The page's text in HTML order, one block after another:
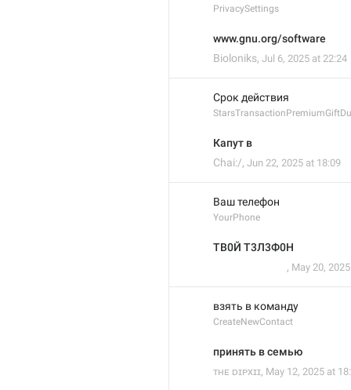
PrivacySettings
www.gnu.org/software
Bioloniks, Jul 6, 2025 at 22:24
Срок действия
Капут в
Chai:/, Jun 22, 2025 at 18:09
Ваш телефон
YourPhone
ТВ0Й Т3Л3Ф0Н
, May 20,
взять в команду
CreateNewContact
принять в семью
ᴛʜᴇ ᴅɪᴘxɪɪ, May 12, 2025 at